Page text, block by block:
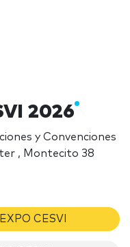
2026
y Convenciones
, Montecito 38
CESVI